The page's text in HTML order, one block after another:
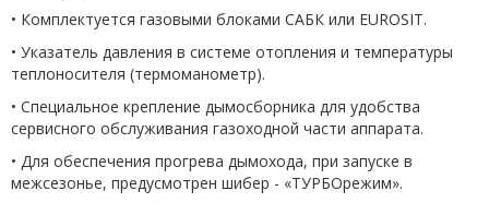
• Комплектуется газовыми блоками САБК или EUROSIT.
• Указатель давления в системе отопления и температуры
теплоносителя (термоманометр).
• Специальное крепление дымосборника для удобства
сервисного обслуживания газоходной части аппарата.
• Для обеспечения прогрева дымохода, при запуске в
межсезонье, предусмотрен шибер - «ТУРБОрежим».